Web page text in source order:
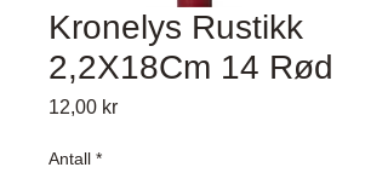
Kronelys Rustikk
2,2X18Cm 14 Rød
12,00 krPris
Antall *